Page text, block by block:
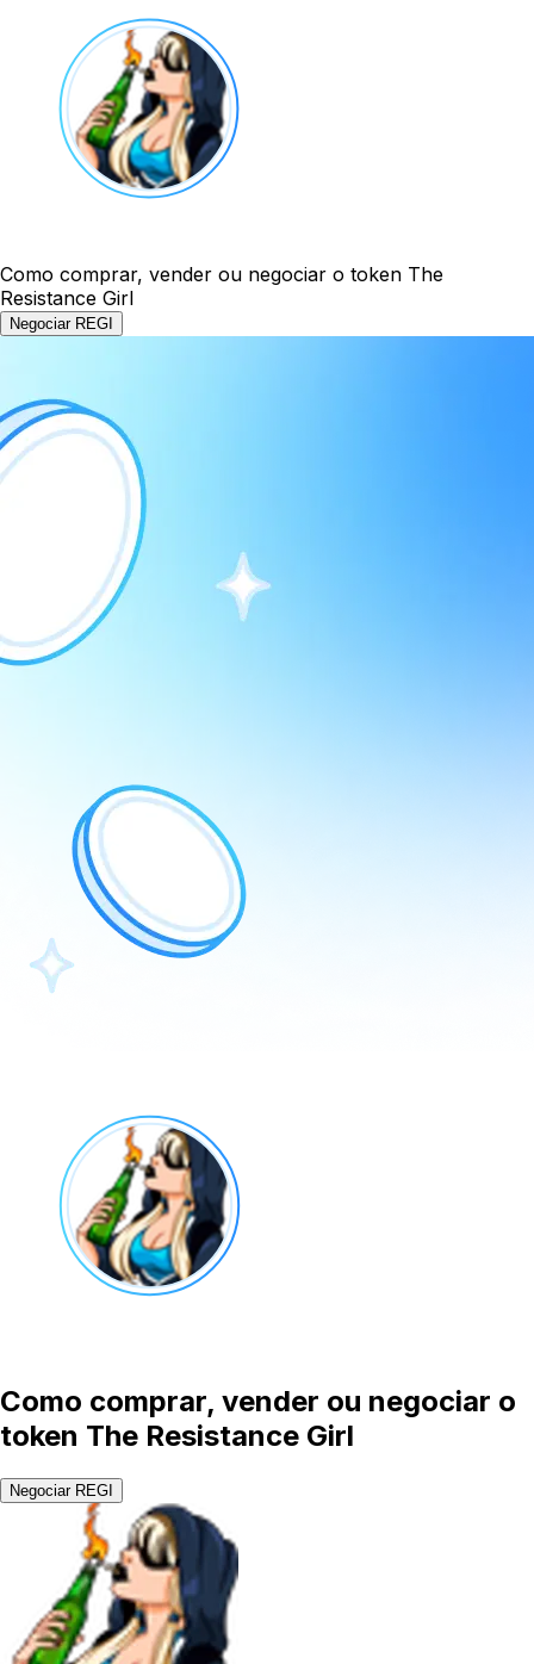
Como comprar, vender ou negociar o token The
Resistance Girl
Negociar REGI
Como comprar, vender ou negociar o
token The Resistance Girl
Negociar REGI